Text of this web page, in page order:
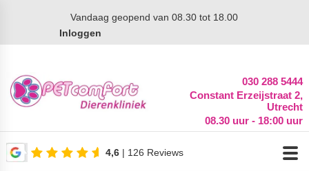
Vandaag geopend van 08.30 tot 18.00
Inloggen
030 288 5444
Constant Erzeijstraat 2,
Utrecht
08.30 uur - 18:00 uur
4,6 | 126 Reviews